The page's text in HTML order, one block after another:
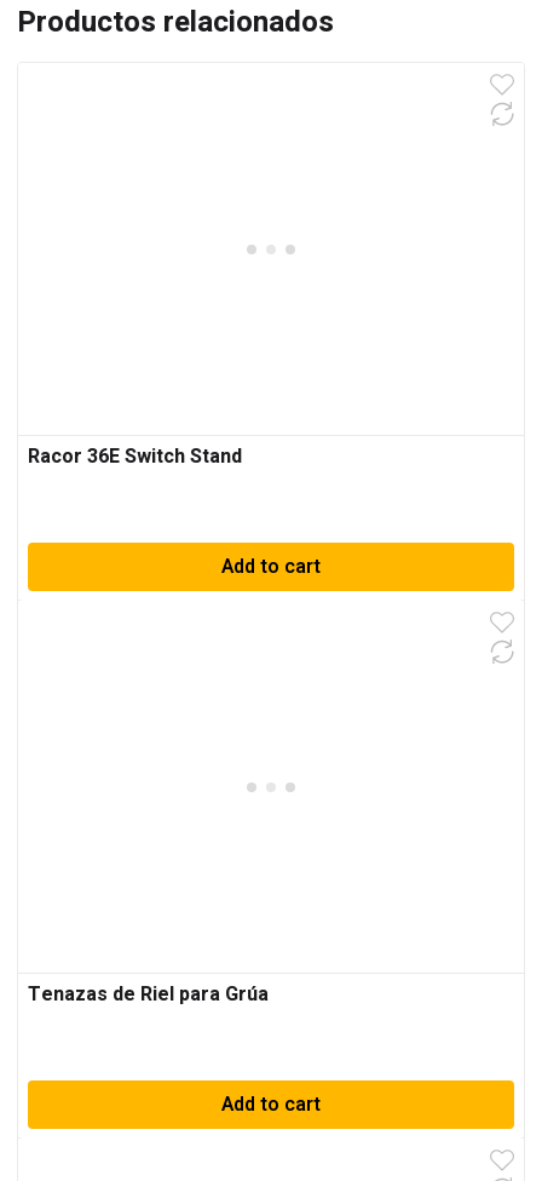
Productos relacionados
Racor 36E Switch Stand
Add to cart
Tenazas de Riel para Grúa
Add to cart